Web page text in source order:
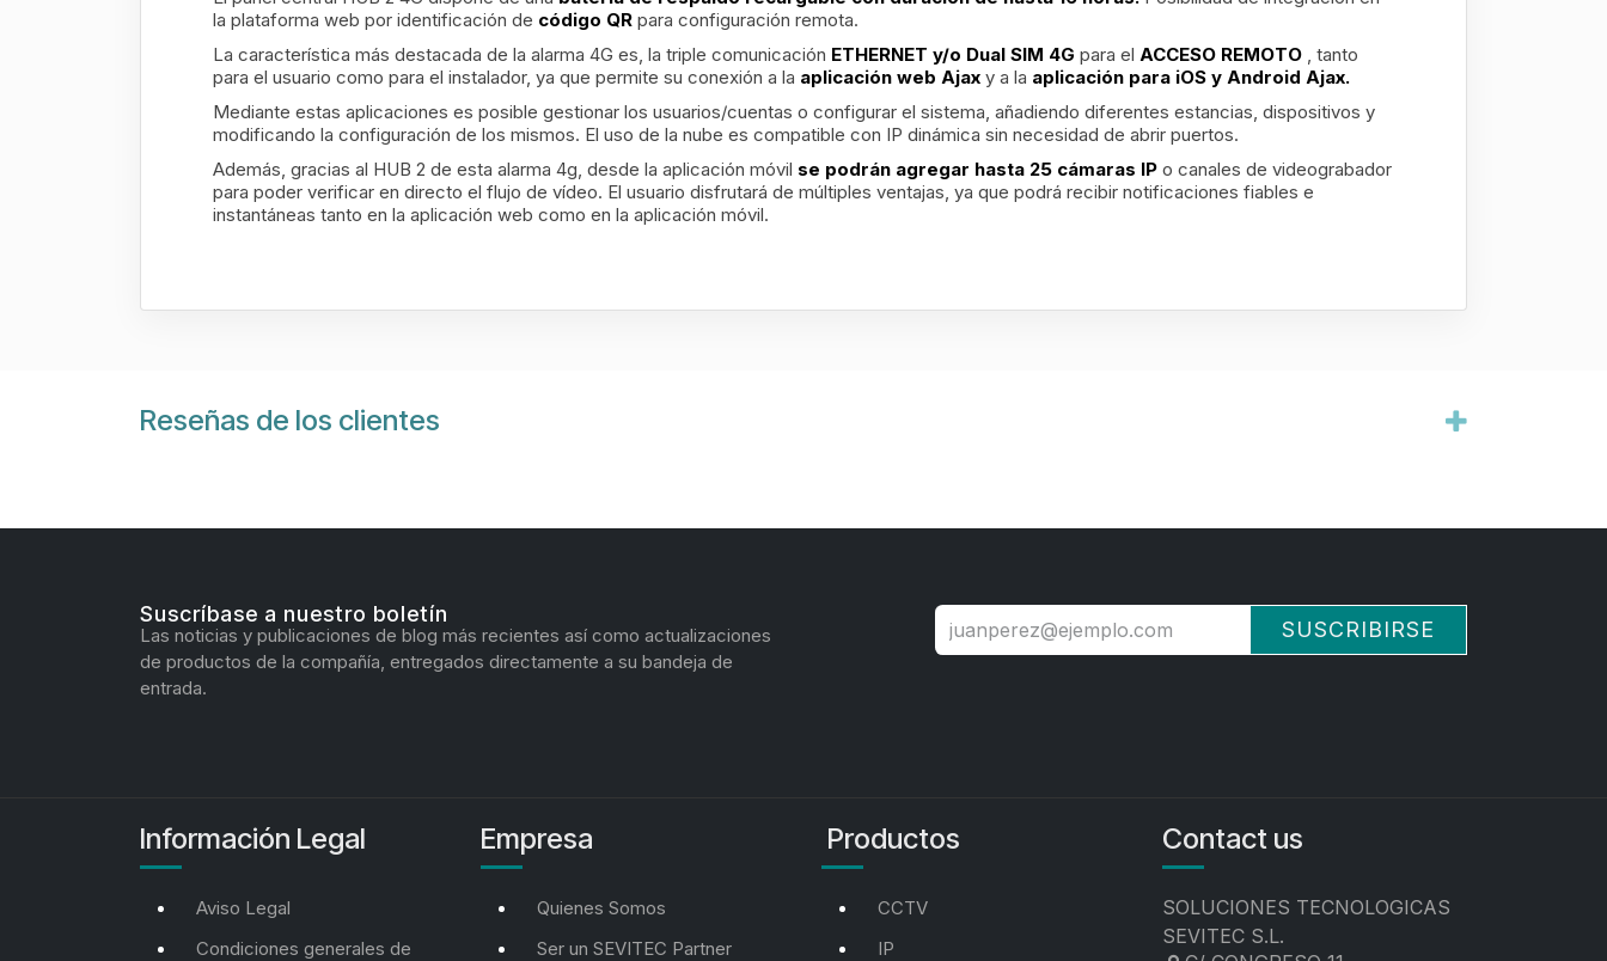
la plataforma web por identificación de código QR para configuración remota.
La característica más destacada de la alarma 4G es, la triple comunicación ETHERNET y/o Dual SIM 4G para el ACCESO REMOTO
, tanto
para el usuario como para el instalador, ya que permite su conexión a la aplicación web Ajax y a la aplicación para iOS y Android Ajax.
Mediante estas aplicaciones es posible gestionar los usuarios/cuentas o configurar el sistema, añadiendo diferentes estancias, dispositivos y
modificando la configuración de los mismos. El uso de la nube es compatible con IP dinámica sin necesidad de abrir puertos.
Además, gracias al HUB 2 de esta alarma 4g, desde la aplicación móvil se podrán agregar hasta 25 cámaras IP o canales de videograbador
para poder verificar en directo el flujo de vídeo. El usuario disfrutará de múltiples ventajas, ya que podrá recibir notificaciones fiables e
instantáneas tanto en la aplicación web como en la aplicación móvil.
Reseñas de los clientes
Suscríbase a nuestro boletín
Las noticias y publicaciones de blog más recientes así como actualizaciones
de productos de la compañía, entregados directamente a su bandeja de
entrada.
SUSCRIBIRSE
Información Legal
Aviso Legal
Condiciones generales de
Empresa
Quienes Somos
Ser un SEVITEC Partner
Productos
CCTV
IP
Contact us
SOLUCIONES TECNOLOGICAS
SEVITEC S.L.